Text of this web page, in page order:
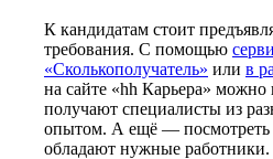
К кандидатам стоит
требования. С помощью
«Сколькополучатель» или в
на сайте «hh Карьера» можно
получают специалисты из
опытом. А ещё —
обладают нужные работники.